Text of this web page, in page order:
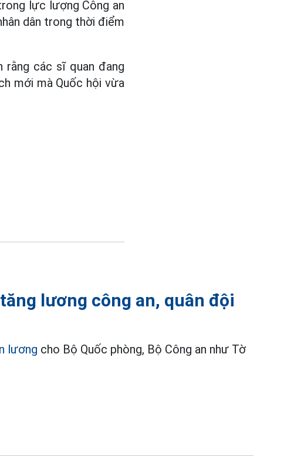
lực lượng Công an
dân trong thời điểm
các sĩ quan đang
mới mà Quốc hội vừa
lương công an, quân đội
lương cho Bộ Quốc phòng, Bộ Công an như Tờ